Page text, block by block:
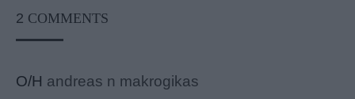
2 COMMENTS
Ο/Η andreas n makrogikas